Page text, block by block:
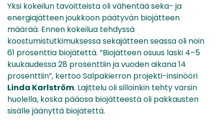
Yksi kokeilun tavoitteista oli vähentää seka- ja
energiajätteen joukkoon päätyvän biojätteen
määrää. Ennen kokeilua tehdyssä
koostumistutkimuksessa sekajätteen seassa oli noin
61 prosenttia biojätettä. ”Biojätteen osuus laski 4–5
kuukaudessa 28 prosenttiin ja vuoden aikana 14
prosenttiin”, kertoo Salpakierron projekti-insinööri
Linda Karlström. Lajittelu oli silloinkin tehty varsin
huolella, koska pääosa biojätteestä oli pakkausten
sisälle jäänyttä biojätettä.